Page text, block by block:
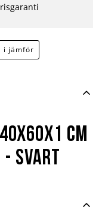
i jämför
cm
Svart